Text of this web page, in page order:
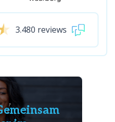
3.480 reviews